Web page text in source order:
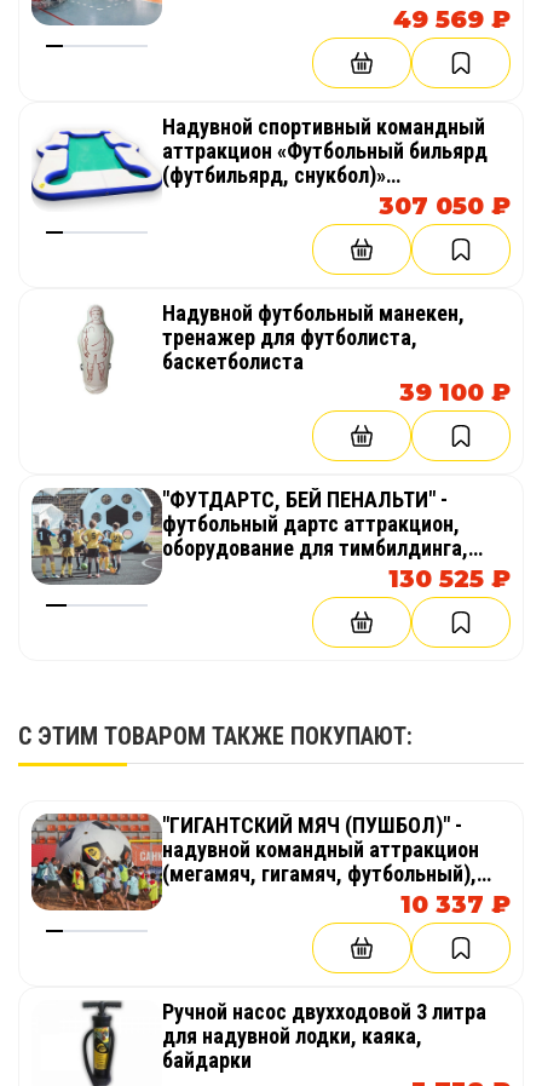
49 569 ₽
Надувной спортивный командный
аттракцион «Футбольный бильярд
(футбильярд, снукбол)»
оборудование для тимбилдинга,
праздника, корпоратива,
соревнований, веселых стартов,
307 050 ₽
Надувной футбольный манекен,
тренажер для футболиста,
баскетболиста
39 100 ₽
"ФУТДАРТС, БЕЙ ПЕНАЛЬТИ" -
футбольный дартс аттракцион,
оборудование для тимбилдинга,
праздника, корпоратива,
соревнований, веселых стартов,
130 525 ₽
С ЭТИМ ТОВАРОМ ТАКЖЕ ПОКУПАЮТ:
"ГИГАНТСКИЙ МЯЧ (ПУШБОЛ)" -
надувной командный аттракцион
(мегамяч, гигамяч, футбольный),
оборудование для тимбилдинга,
праздника, корпоратива,
соревнований, веселых стартов,
10 337 ₽
Ручной насос двухходовой 3 литра
для надувной лодки, каяка,
байдарки